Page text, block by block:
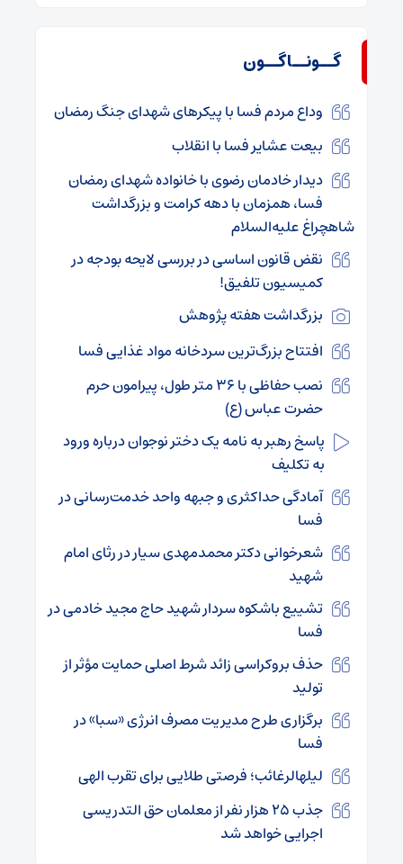
گــونــاگــون
وداع مردم فسا با پیکرهای شهدای جنگ رمضان
بیعت عشایر فسا با انقلاب
دیدار خادمان رضوی با خانواده شهدای رمضان
فسا، همزمان با دهه کرامت و بزرگداشت
شاهچراغ علیه‌السلام
نقض قانون اساسی در بررسی لایحه بودجه در
کمیسیون تلفیق!
بزرگداشت هفته پژوهش
افتتاح بزرگ‌ترین سردخانه مواد غذایی فسا
نصب حفاظی با ۳۶ متر طول، پیرامون حرم
حضرت عباس (ع)
پاسخ رهبر به نامه یک دختر نوجوان درباره ورود
به تکلیف
آمادگی حداکثری و جبهه واحد خدمت‌رسانی در
فسا
شعرخوانی دکتر محمدمهدی سیار در رثای امام
شهید
تشییع باشکوه سردار شهید حاج مجید خادمی در
فسا
حذف بروکراسی زائد شرط اصلی حمایت مؤثر از
تولید
برگزاری طرح مدیریت مصرف انرژی «سبا» در
فسا
لیلهالرغائب؛ فرصتی طلایی برای تقرب الهی
جذب ۲۵ هزار نفر از معلمان حق التدریسی
اجرایی خواهد شد